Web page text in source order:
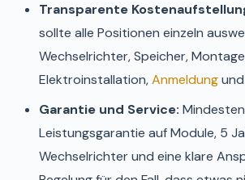
Transparente
sollte alle Positionen einzeln
Wechselrichter, Speicher,
Elektroinstallation,Anmeldung
Garantie und Service:
Leistungsgarantie auf Module, 5
Wechselrichter und eine klare